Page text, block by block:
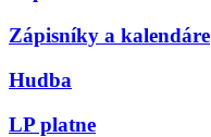
Zápisníky a kalendáre
Hudba
LP platne